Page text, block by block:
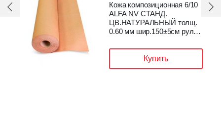
Кожа композиционная 6/10
ALFA NV СТАНД.
ЦВ.НАТУРАЛЬНЫЙ толщ.
0.60 мм шир.150±5см рулон
Купить